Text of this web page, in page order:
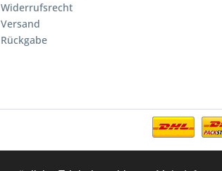
Widerrufsrecht
Versand
Rückgabe